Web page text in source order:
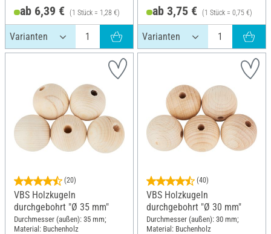
ab 6,39 € (1 Stück = 1,28 €) ab 3,75 € (1 Stück = 0,75 €)
(20)
VBS Holzkugeln
durchgebohrt "Ø 35 mm"
Durchmesser (außen): 35 mm;
Material: Buchenholz
(40)
VBS Holzkugeln
durchgebohrt "Ø 30 mm"
Durchmesser (außen): 30 mm;
Material: Buchenholz